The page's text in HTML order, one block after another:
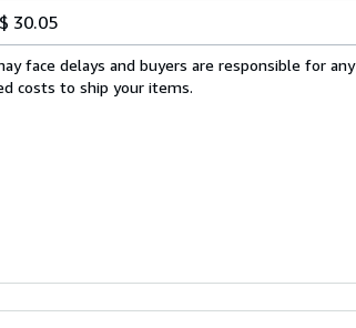
30.05
face delays and buyers are responsible for any
costs to ship your items.